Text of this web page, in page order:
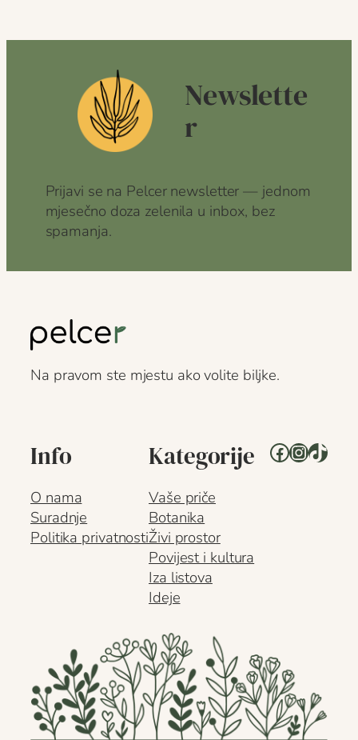
Newslette
r
Prijavi se na Pelcer newsletter — jednom
mjesečno doza zelenila u inbox, bez
spamanja.
Na pravom ste mjestu ako volite biljke.
Info
O nama
Suradnje
Politika privatnosti
Kategorije
Vaše priče
Botanika
Živi prostor
Povijest i kultura
Iza listova
Ideje
Facebook